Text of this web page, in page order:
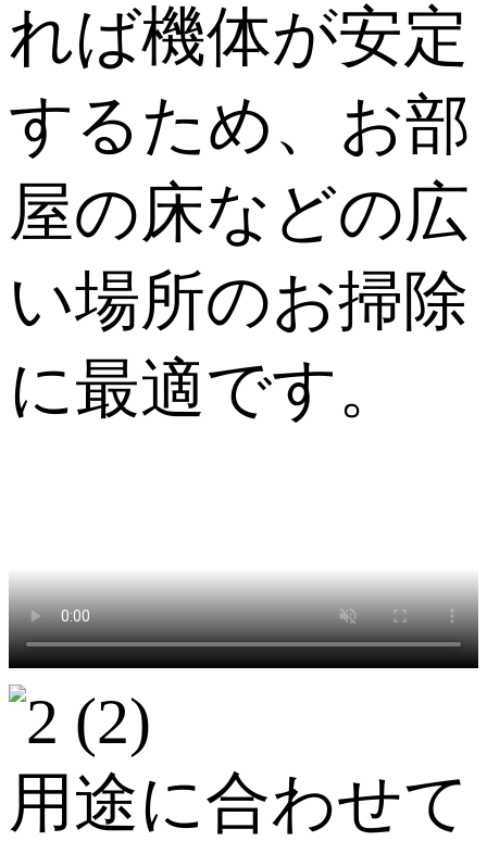
れば機体が安定
するため、お部
屋の床などの広
い場所のお掃除
に最適です。
用途に合わせて